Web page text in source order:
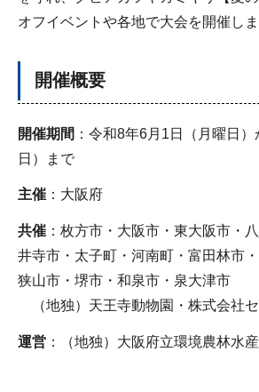
オフイベントや各地で大会を開催しま
開催概要
開催期間 ：令和8年6月1日（月曜日
日）まで
主催 ：大阪府
共催 ：枚方市・大阪市・東大阪市・
井寺市・太子町・河南町・富田林市
狭山市・堺市・和泉市・泉大津市
（地独）天王寺動物園・株式会社
運営 ：（地独）大阪府立環境農林水